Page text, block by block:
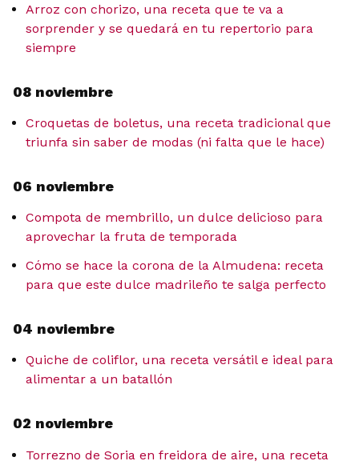
Arroz con chorizo, una receta que te va a
sorprender y se quedará en tu repertorio para
siempre
08 noviembre
Croquetas de boletus, una receta tradicional que
triunfa sin saber de modas (ni falta que le hace)
06 noviembre
Compota de membrillo, un dulce delicioso para
aprovechar la fruta de temporada
Cómo se hace la corona de la Almudena: receta
para que este dulce madrileño te salga perfecto
04 noviembre
Quiche de coliflor, una receta versátil e ideal para
alimentar a un batallón
02 noviembre
Torrezno de Soria en freidora de aire, una receta